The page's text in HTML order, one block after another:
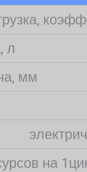
л
мм
на